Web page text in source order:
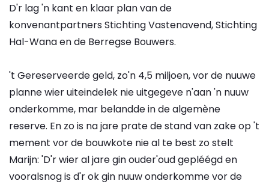
D'r lag 'n kant en klaar plan van de
konvenantpartners Stichting Vastenavend, Stichting
Hal-Wana en de Berregse Bouwers.
't Gereserveerde geld, zo'n 4,5 miljoen, vor de nuuwe
planne wier uiteindelek nie uitgegeve n'aan 'n nuuw
onderkomme, mar belandde in de algemène
reserve. En zo is na jare prate de stand van zake op 't
mement vor de bouwkote nie al te best zo stelt
Marijn: 'D'r wier al jare gin ouder'oud gepléégd en
vooralsnog is d'r ok gin nuuw onderkomme vor de